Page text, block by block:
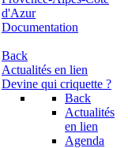
d'Azur
Documentation
Back
Actualités en lien
Devine qui criquette ?
Back
Actualités
en lien
Agenda